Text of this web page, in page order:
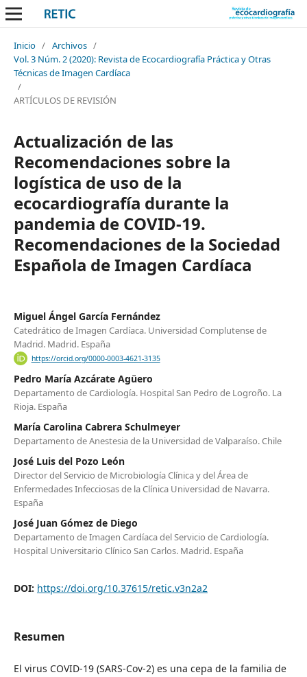
Inicio / Archivos /
Vol. 3 Núm. 2 (2020): Revista de Ecocardiografía Práctica y Otras
Técnicas de Imagen Cardíaca
/
ARTÍCULOS DE REVISIÓN
Actualización de las
Recomendaciones sobre la
logística de uso de la
ecocardiografía durante la
pandemia de COVID-19.
Recomendaciones de la Sociedad
Española de Imagen Cardíaca
Miguel Ángel García Fernández
Catedrático de Imagen Cardíaca. Universidad Complutense de
Madrid. Madrid. España
https://orcid.org/0000-0003-4621-3135
Pedro María Azcárate Agüero
Departamento de Cardiología. Hospital San Pedro de Logroño. La
Rioja. España
María Carolina Cabrera Schulmeyer
Departamento de Anestesia de la Universidad de Valparaíso. Chile
José Luis del Pozo León
Director del Servicio de Microbiología Clínica y del Área de
Enfermedades Infecciosas de la Clínica Universidad de Navarra.
España
José Juan Gómez de Diego
Departamento de Imagen Cardíaca del Servicio de Cardiología.
Hospital Universitario Clínico San Carlos. Madrid. España
DOI: https://doi.org/10.37615/retic.v3n2a2
Resumen
El virus COVID-19 (SARS-Cov-2) es una cepa de la familia de